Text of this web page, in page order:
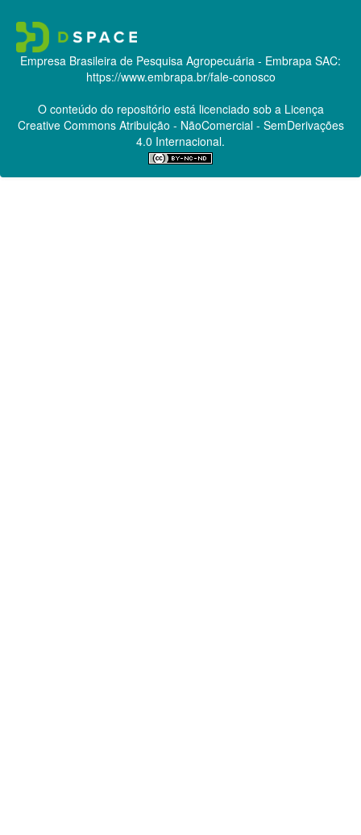
Empresa Brasileira de Pesquisa Agropecuária - Embrapa SAC:
https://www.embrapa.br/fale-conosco
O conteúdo do repositório está licenciado sob a Licença
Creative CommonsAtribuição - NãoComercial - SemDerivações
4.0 Internacional.